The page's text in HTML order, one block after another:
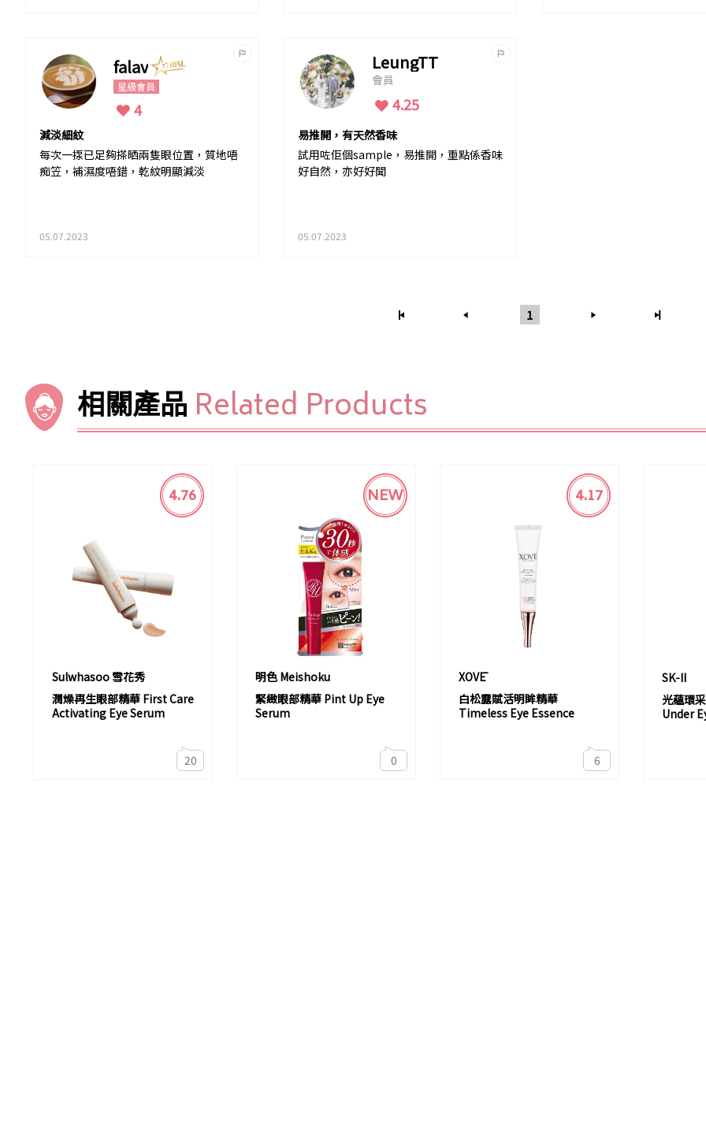
falav
星級會員
4
減淡細紋
每次一揼已足夠搽晒兩隻眼位置，質地唔
痴笠，補濕度唔錯，乾紋明顯減淡
05.07.2023
LeungTT
會員
4.25
易推開，有天然香味
試用咗佢個sample，易推開，重點係香味
好自然，亦好好聞
05.07.2023
1
相關產品 Related Products
Sulwhasoo 雪花秀
潤燥再生眼部精華 First Care
Activating Eye Serum
4.76
20
明色 Meishoku
緊緻眼部精華 Pint Up Eye
Serum
NEW
0
XOVĒ
白松露賦活明眸精華
Timeless Eye Essence
4.17
6
SK-II
光蘊環
Under